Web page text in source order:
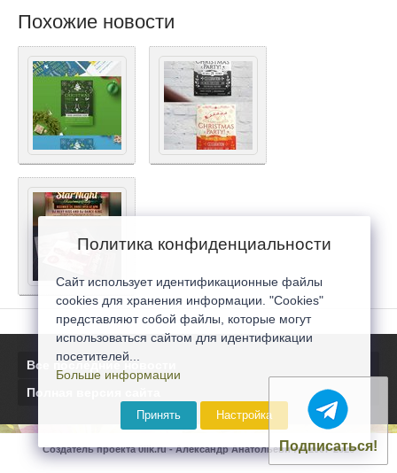
Похожие новости
Все последние новости
Полная версия сайта
Создатель проекта 0lik.ru - Александр Анатольевич © 2007-2026
Подписаться!
Политика конфиденциальности
Сайт использует идентификационные файлы
cookies для хранения информации. "Cookies"
представляют собой файлы, которые могут
использоваться сайтом для идентификации
посетителей...
Больше информации
Принять Настройка